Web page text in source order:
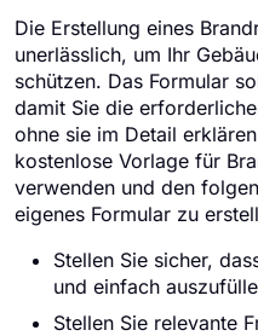
Die Erstellung eines
unerlässlich, um Ihr
schützen. Das Formular
damit Sie die
ohne sie im Detail
kostenlose Vorlage für
verwenden und den
eigenes Formular zu
Stellen Sie sicher,
und einfach
Stellen Sie relevante